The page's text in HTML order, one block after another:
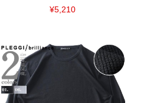
す。そのようなことがない様最大限に努めて
連絡させて頂きますので予めご了承ください。
¥5,210